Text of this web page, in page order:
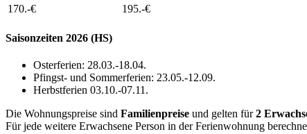
170.-€ 195.-€
Saisonzeiten 2026 (HS)
Osterferien: 28.03.-18.04.
Pfingst- und Sommerferien: 23.05.-12.09.
Herbstferien 03.10.-07.11.
Die Wohnungspreise sind Familienpreise und gelten für2
Für jede weitere Erwachsene Person in der Ferienwohnung